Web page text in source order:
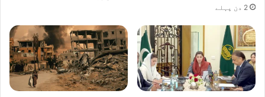
د
ہی
م
ی
ں
ا
ض
2 دن پہلے